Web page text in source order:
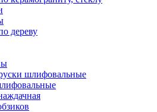
дереву
шлифовальные